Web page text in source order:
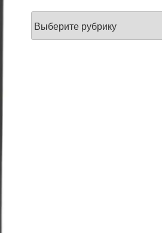
Рубрики